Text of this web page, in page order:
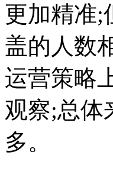
更加精准;
盖的人数
运营策略
观察;总体
多。